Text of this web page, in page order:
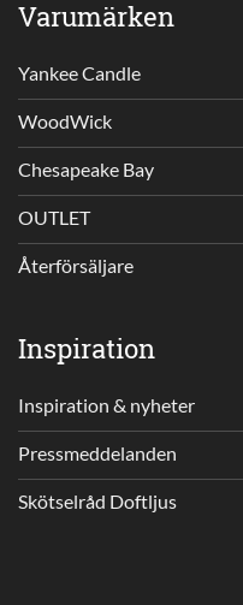
Varumärken
Yankee Candle
WoodWick
Chesapeake Bay
OUTLET
Återförsäljare
Inspiration
Inspiration & nyheter
Pressmeddelanden
Skötselråd Doftljus